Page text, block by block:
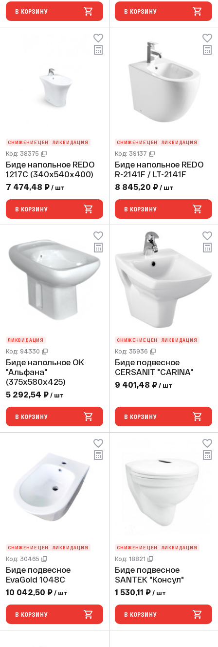
В КОРЗИНУ В КОРЗИНУ
СНИЖЕНИЕ ЦЕН ЛИКВИДАЦИЯ
Код: 38375
Биде напольное REDO
1217C (340х540х400)
7 474,48 ₽ / шт
В КОРЗИНУ
СНИЖЕНИЕ ЦЕН ЛИКВИДАЦИЯ
Код: 39137
Биде напольное REDO
R-2141F / LT-2141F
8 845,20 ₽ / шт
В КОРЗИНУ
ЛИКВИДАЦИЯ
Код: 94330
Биде напольное ОК
"Альфана"
(375х580х425)
5 292,54 ₽ / шт
В КОРЗИНУ
СНИЖЕНИЕ ЦЕН ЛИКВИДАЦИЯ
Код: 35936
Биде подвесное
CERSANIT "CARINA"
9 401,48 ₽ / шт
В КОРЗИНУ
СНИЖЕНИЕ ЦЕН ЛИКВИДАЦИЯ
Код: 30465
Биде подвесное
EvaGold 1048С
10 042,50 ₽ / шт
В КОРЗИНУ
СНИЖЕНИЕ ЦЕН ЛИКВИДАЦИЯ
Код: 18821
Биде подвесное
SANTEK "Консул"
1 530,11 ₽ / шт
В КОРЗИНУ